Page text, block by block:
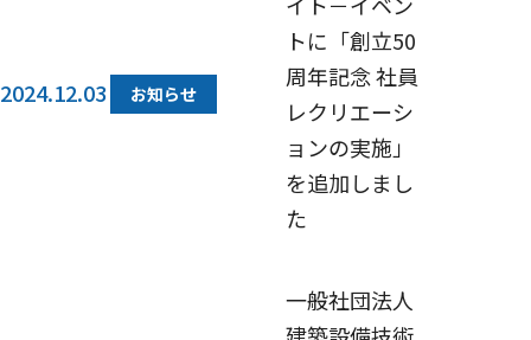
2024.12.03 お知らせ
トに「創立50
周年記念 社員
レクリエーシ
ョンの実施」
を追加しまし
た
一般社団法人